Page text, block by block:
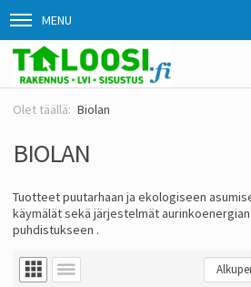
MENU
Biolan
BIOLAN
Tuotteet puutarhaan ja ekologiseen
käymälät sekä järjestelmät
puhdistukseen .